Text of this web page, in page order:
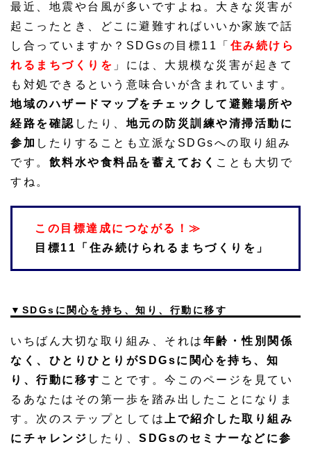
最近、地震や台風が多いですよね。大きな災害が
起こったとき、どこに避難すればいいか家族で話
し合っていますか？SDGsの目標11「 住み続けら
れるまちづくりを 」には、大規模な災害が起きて
も対処できるという意味合いが含まれています。
地域のハザードマップをチェックして避難場所や
経路を確認 したり、 地元の防災訓練や清掃活動に
参加 したりすることも立派なSDGsへの取り組み
です。 飲料水や食料品を蓄えておく ことも大切で
すね。
この目標達成につながる！≫
目標11「住み続けられるまちづくりを」
▼SDGsに関心を持ち、知り、行動に移す
いちばん大切な取り組み、それは 年齢・性別関係
なく、ひとりひとりがSDGsに関心を持ち、知
り、行動に移す ことです。今このページを見てい
るあなたはその第一歩を踏み出したことになりま
す。次のステップとしては
上で紹介した取り組み
にチャレンジ したり、 SDGsのセミナーなどに参